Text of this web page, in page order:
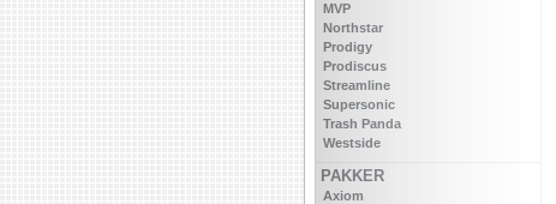
MVP
Northstar
Prodigy
Prodiscus
Streamline
Supersonic
Trash Panda
Westside
PAKKER
Axiom